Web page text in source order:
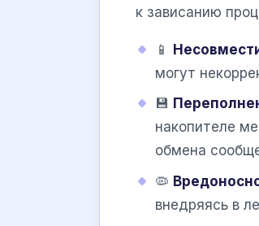
к зависанию
📱
могут
💾
накопителе
обмена
🦠
внедряясь в